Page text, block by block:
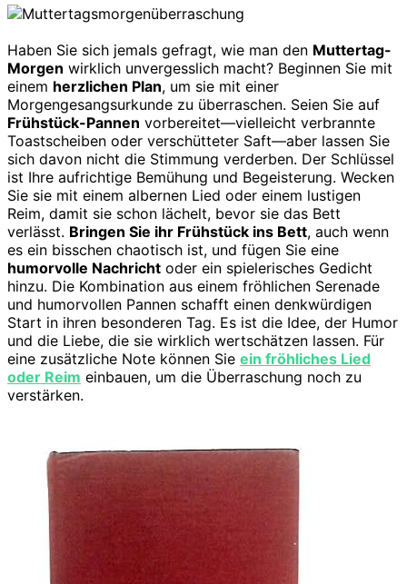
Haben Sie sich jemals gefragt, wie man den Muttertag-
Morgen wirklich unvergesslich macht? Beginnen Sie mit
einem herzlichen Plan, um sie mit einer
Morgengesangsurkunde zu überraschen. Seien Sie auf
Frühstück-Pannen vorbereitet—vielleicht verbrannte
Toastscheiben oder verschütteter Saft—aber lassen Sie
sich davon nicht die Stimmung verderben. Der Schlüssel
ist Ihre aufrichtige Bemühung und Begeisterung. Wecken
Sie sie mit einem albernen Lied oder einem lustigen
Reim, damit sie schon lächelt, bevor sie das Bett
verlässt. Bringen Sie ihr Frühstück ins Bett, auch wenn
es ein bisschen chaotisch ist, und fügen Sie eine
humorvolle Nachricht oder ein spielerisches Gedicht
hinzu. Die Kombination aus einem fröhlichen Serenade
und humorvollen Pannen schafft einen denkwürdigen
Start in ihren besonderen Tag. Es ist die Idee, der Humor
und die Liebe, die sie wirklich wertschätzen lassen. Für
eine zusätzliche Note können Sie ein fröhliches Lied
oder Reim einbauen, um die Überraschung noch zu
verstärken.